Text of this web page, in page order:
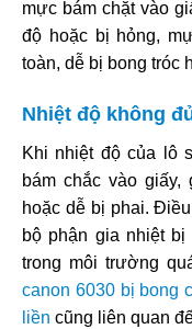
mực bám chặt vào
độ hoặc bị hỏng,
toàn, dễ bị bong tróc
Nhiệt độ không
Khi nhiệt độ của lô
bám chắc vào
hoặc dễ bị phai.
bộ phận gia nhiệt
trong môi trường
canon 6030 bị bong
liền cũng liên quan